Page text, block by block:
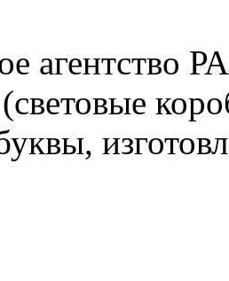
агентство